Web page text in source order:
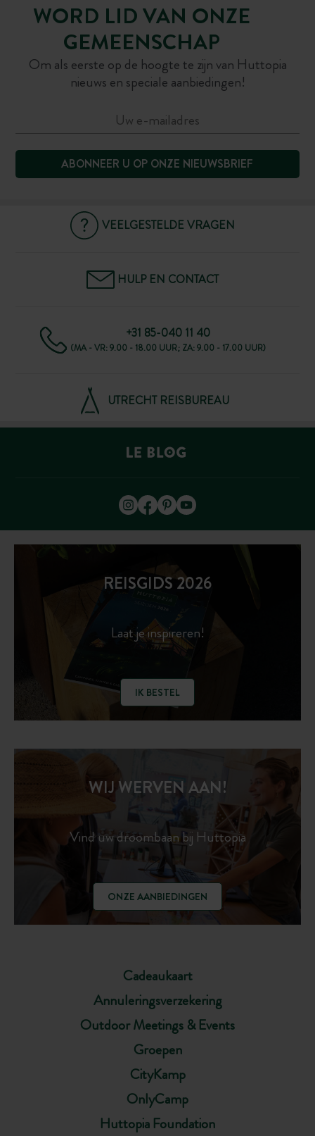
WORD LID VAN ONZE
GEMEENSCHAP
Om als eerste op de hoogte te zijn van Huttopia
nieuws en speciale aanbiedingen!
ABONNEER U OP ONZE NIEUWSBRIEF
VEELGESTELDE VRAGEN
HULP EN CONTACT
+31 85-040 11 40
(MA - VR: 9.00 - 18.00 UUR; ZA: 9.00 - 17.00 UUR)
UTRECHT REISBUREAU
REISGIDS 2026
Laat je inspireren!
IK BESTEL
Cadeaukaart
Annuleringsverzekering
Outdoor Meetings & Events
Groepen
CityKamp
OnlyCamp
Huttopia Foundation
WIJ WERVEN AAN!
Vind uw droombaan bij Huttopia
ONZE AANBIEDINGEN